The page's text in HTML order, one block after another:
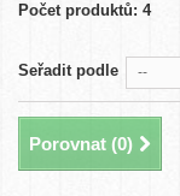
Počet produktů: 4
Seřadit podle --
Porovnat (0)